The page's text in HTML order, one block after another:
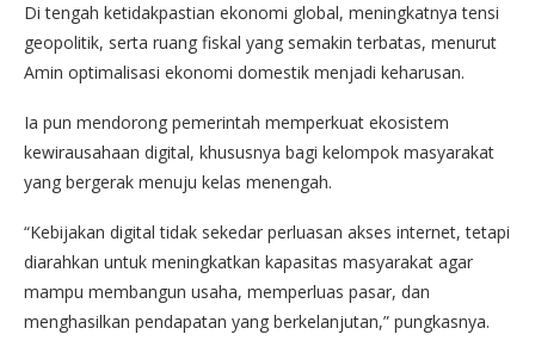
Di tengah ketidakpastian ekonomi global, meningkatnya tensi
geopolitik, serta ruang fiskal yang semakin terbatas, menurut
Amin optimalisasi ekonomi domestik menjadi keharusan.
Ia pun mendorong pemerintah memperkuat ekosistem
kewirausahaan digital, khususnya bagi kelompok masyarakat
yang bergerak menuju kelas menengah.
“Kebijakan digital tidak sekedar perluasan akses internet, tetapi
diarahkan untuk meningkatkan kapasitas masyarakat agar
mampu membangun usaha, memperluas pasar, dan
menghasilkan pendapatan yang berkelanjutan,” pungkasnya.